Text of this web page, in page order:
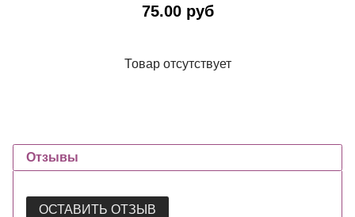
75.00 руб
Товар отсутствует
Отзывы
ОСТАВИТЬ ОТЗЫВ